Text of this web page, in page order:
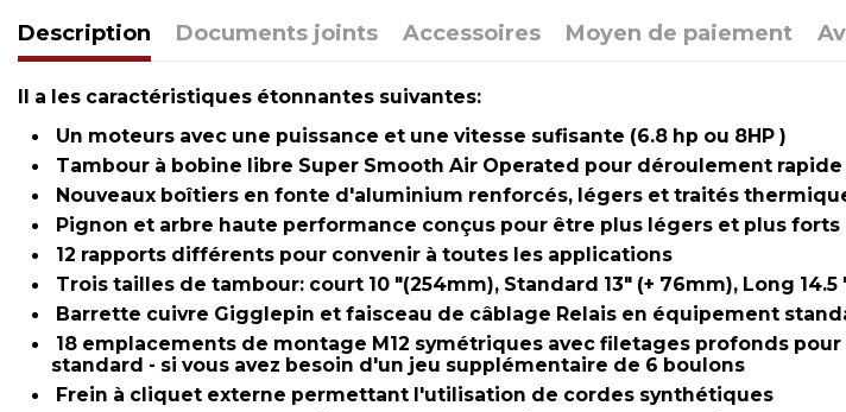
Description Documents joints Accessoires Moyen de paiement
Il a les caractéristiques étonnantes suivantes:
Un moteurs avec une puissance et une vitesse sufisante (6.8 hp ou 8HP )
Tambour à bobine libre Super Smooth Air Operated pour déroulement
Nouveaux boîtiers en fonte d'aluminium renforcés, légers et traités
Pignon et arbre haute performance conçus pour être plus légers et plus forts
12 rapports différents pour convenir à toutes les applications
Trois tailles de tambour: court 10 "(254mm), Standard 13" (+ 76mm), Long 14.5
Barrette cuivre Gigglepin et faisceau de câblage Relais en équipement
18 emplacements de montage M12 symétriques avec filetages profonds
standard - si vous avez besoin d'un jeu supplémentaire de 6 boulons
Frein à cliquet externe permettant l'utilisation de cordes synthétiques